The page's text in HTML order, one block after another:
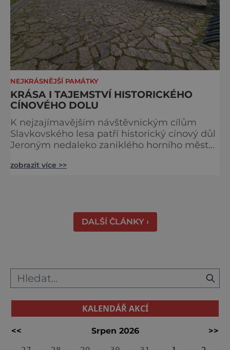
NEJKRÁSNĚJŠÍ PAMÁTKY
KRÁSA I TAJEMSTVÍ HISTORICKÉHO
CÍNOVÉHO DOLU
K nejzajímavějším návštěvnickým cílům
Slavkovského lesa patří historický cínový důl
Jeroným nedaleko zaniklého horního města
středověku. Národní kulturní památka je
práci tehdejších horníků. [gallery
ids="91631,91630,91632,91633,91634,91635,9
zobrazit více >>
DALŠÍ ČLÁNKY ›
KALENDÁŘ AKCÍ
<< Srpen 2026
>>